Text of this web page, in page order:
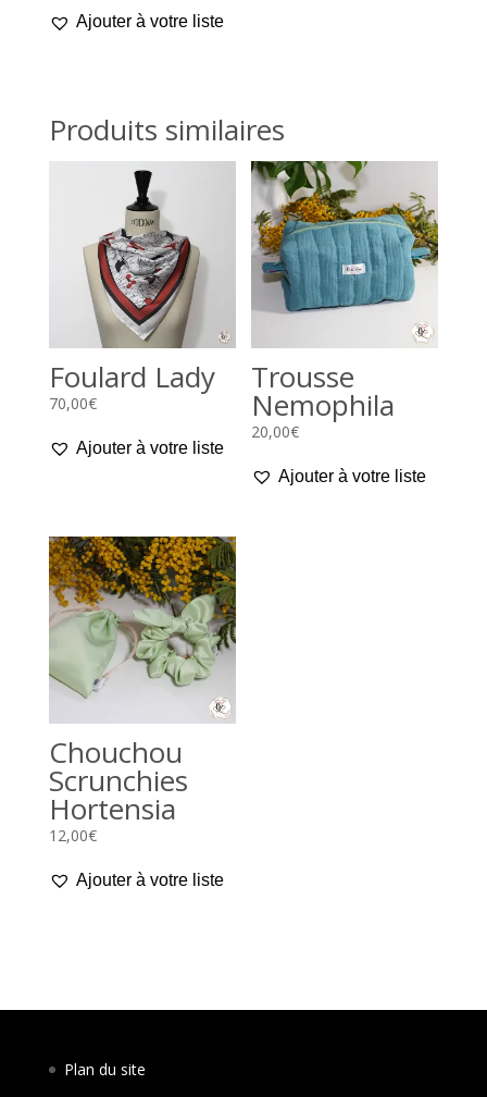
Ajouter à votre liste
Produits similaires
Foulard Lady
70,00€
Ajouter à votre liste
Trousse
Nemophila
20,00€
Ajouter à votre liste
Chouchou
Scrunchies
Hortensia
12,00€
Ajouter à votre liste
Plan du site